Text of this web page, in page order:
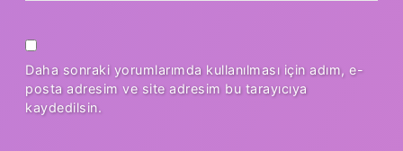
Daha sonraki yorumlarımda kullanılması için adım, e-
posta adresim ve site adresim bu tarayıcıya
kaydedilsin.